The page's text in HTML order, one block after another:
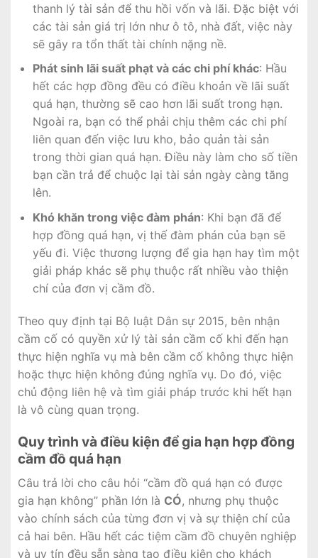
thanh lý tài sản để thu hồi vốn và lãi. Đặc biệt với
các tài sản giá trị lớn như ô tô, nhà đất, việc này
sẽ gây ra tổn thất tài chính nặng nề.
Phát sinh lãi suất phạt và các chi phí khác: Hầu
hết các hợp đồng đều có điều khoản về lãi suất
quá hạn, thường sẽ cao hơn lãi suất trong hạn.
Ngoài ra, bạn có thể phải chịu thêm các chi phí
liên quan đến việc lưu kho, bảo quản tài sản
trong thời gian quá hạn. Điều này làm cho số tiền
bạn cần trả để chuộc lại tài sản ngày càng tăng
lên.
Khó khăn trong việc đàm phán: Khi bạn đã để
hợp đồng quá hạn, vị thế đàm phán của bạn sẽ
yếu đi. Việc thương lượng để gia hạn hay tìm một
giải pháp khác sẽ phụ thuộc rất nhiều vào thiện
chí của đơn vị cầm đồ.
Theo quy định tại Bộ luật Dân sự 2015, bên nhận
cầm cố có quyền xử lý tài sản cầm cố khi đến hạn
thực hiện nghĩa vụ mà bên cầm cố không thực hiện
hoặc thực hiện không đúng nghĩa vụ. Do đó, việc
chủ động liên hệ và tìm giải pháp trước khi hết hạn
là vô cùng quan trọng.
Quy trình và điều kiện để gia hạn hợp đồng
cầm đồ quá hạn
Câu trả lời cho câu hỏi “cầm đồ quá hạn có được
gia hạn không” phần lớn là CÓ, nhưng phụ thuộc
vào chính sách của từng đơn vị và sự thiện chí của
cả hai bên. Hầu hết các tiệm cầm đồ chuyên nghiệp
và uy tín đều sẵn sàng tạo điều kiện cho khách